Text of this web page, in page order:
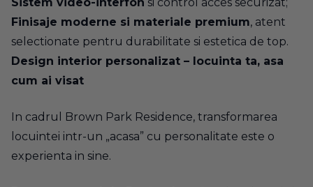
Finisaje moderne si materiale premium, atent
selectionate pentru durabilitate si estetica de top.
Design interior personalizat – locuinta ta, asa
cum ai visat
In cadrul Brown Park Residence, transformarea
locuintei intr-un „acasa” cu personalitate este o
experienta in sine.